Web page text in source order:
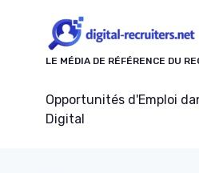
LE MÉDIA DE RÉFÉRENCE DU
Opportunités d'Emploi
Digital